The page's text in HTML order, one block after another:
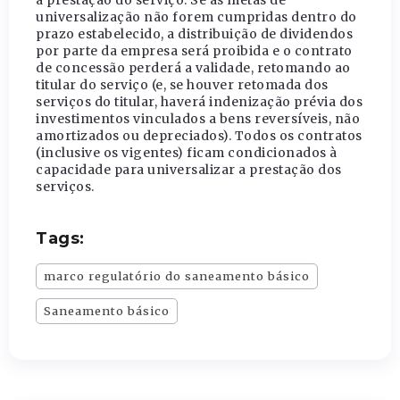
universalização não forem cumpridas dentro do
prazo estabelecido, a distribuição de dividendos
por parte da empresa será proibida e o contrato
de concessão perderá a validade, retomando ao
titular do serviço (e, se houver retomada dos
serviços do titular, haverá indenização prévia dos
investimentos vinculados a bens reversíveis, não
amortizados ou depreciados). Todos os contratos
(inclusive os vigentes) ficam condicionados à
capacidade para universalizar a prestação dos
serviços.
Tags:
marco regulatório do saneamento básico
Saneamento básico